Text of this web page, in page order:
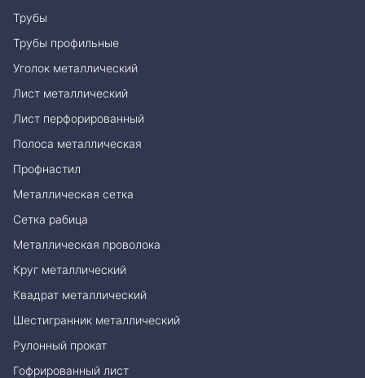
Трубы
Трубы профильные
Уголок металлический
Лист металлический
Лист перфорированный
Полоса металлическая
Профнастил
Металлическая сетка
Сетка рабица
Металлическая проволока
Круг металлический
Квадрат металлический
Шестигранник металлический
Рулонный прокат
Гофрированный лист